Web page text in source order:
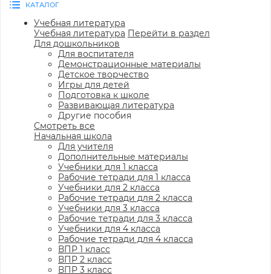
КАТАЛОГ
Учебная литература
Учебная литература Перейти в раздел
Для дошкольников
Для воспитателя
Демонстрационные материалы
Детское творчество
Игры для детей
Подготовка к школе
Развивающая литература
Другие пособия
Смотреть все
Начальная школа
Для учителя
Дополнительные материалы
Учебники для 1 класса
Рабочие тетради для 1 класса
Учебники для 2 класса
Рабочие тетради для 2 класса
Учебники для 3 класса
Рабочие тетради для 3 класса
Учебники для 4 класса
Рабочие тетради для 4 класса
ВПР 1 класс
ВПР 2 класс
ВПР 3 класс